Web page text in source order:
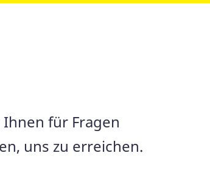
für Fragen
uns zu erreichen.